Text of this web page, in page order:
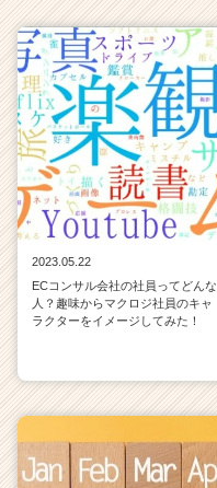
2023.05.22
ECコンサル会社の社員ってどんな
人？趣味からマクロジ社員のキャ
ラクターをイメージしてみた！